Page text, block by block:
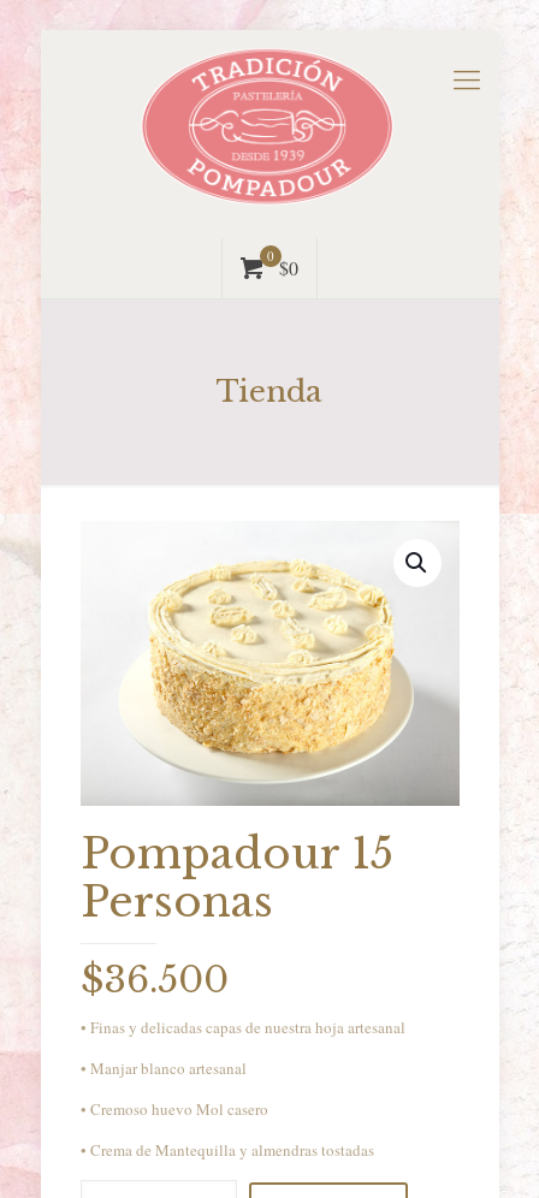
0 $0
Tienda
Pompadour 15
Personas
$36.500
• Finas y delicadas capas de nuestra hoja artesanal
• Manjar blanco artesanal
• Cremoso huevo Mol casero
• Crema de Mantequilla y almendras tostadas